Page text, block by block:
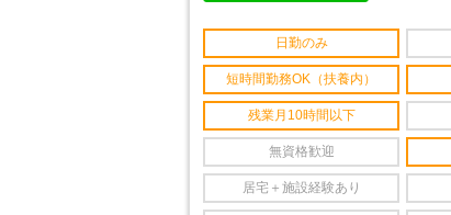
日勤のみ
短時間勤務OK（扶養内）
残業月10時間以下
無資格歓迎
居宅＋施設経験あり